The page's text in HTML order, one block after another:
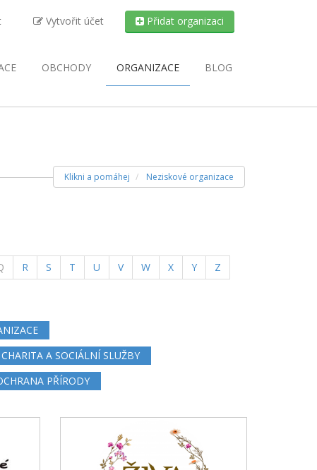
Vytvořit účet Přidat organizaci
OBCHODY ORGANIZACE BLOG
Klikni a pomáhej Neziskové organizace
R S T U V W X Y
Z
CHARITA A SOCIÁLNÍ SLUŽBY
PŘÍRODY